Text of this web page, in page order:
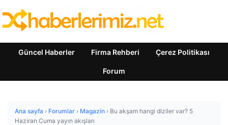
Güncel Haberler Firma Rehberi Çerez Politikası
Forum
Ana sayfa › Forumlar › Magazin › Bu akşam hangi diziler var? 5
Haziran Cuma yayın akışları